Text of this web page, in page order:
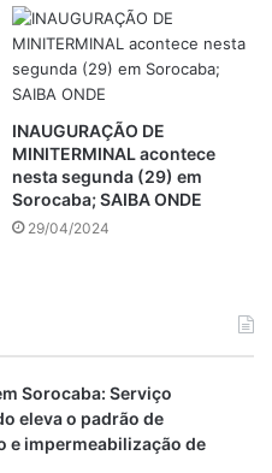
INAUGURAÇÃO DE
MINITERMINAL acontece
nesta segunda (29) em
Sorocaba; SAIBA ONDE
29/04/2024
Sorocaba: Serviço
eleva o padrão de
e impermeabilização de